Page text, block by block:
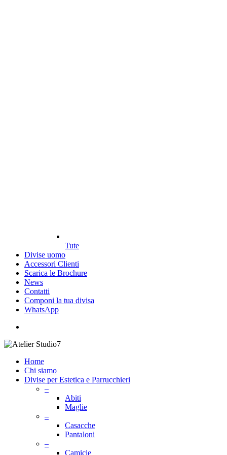
Tute
Divise uomo
Accessori Clienti
Scarica le Brochure
News
Contatti
Componi la tua divisa
WhatsApp
Home
Chi siamo
Divise per Estetica e Parrucchieri
–
Abiti
Maglie
–
Casacche
Pantaloni
–
Camicie